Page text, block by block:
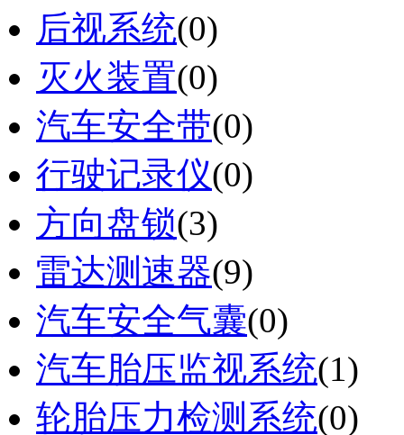
后视系统(0)
灭火装置(0)
汽车安全带(0)
行驶记录仪(0)
方向盘锁(3)
雷达测速器(9)
汽车安全气囊(0)
汽车胎压监视系统(1)
轮胎压力检测系统(0)